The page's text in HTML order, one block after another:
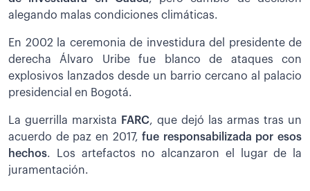
alegando malas condiciones climáticas.
En 2002 la ceremonia de investidura del presidente de
derecha Álvaro Uribe fue blanco de ataques con
explosivos lanzados desde un barrio cercano al palacio
presidencial en Bogotá.
La guerrilla marxista FARC, que dejó las armas tras un
acuerdo de paz en 2017,fue responsabilizada por esos
hechos. Los artefactos no alcanzaron el lugar de la
juramentación.